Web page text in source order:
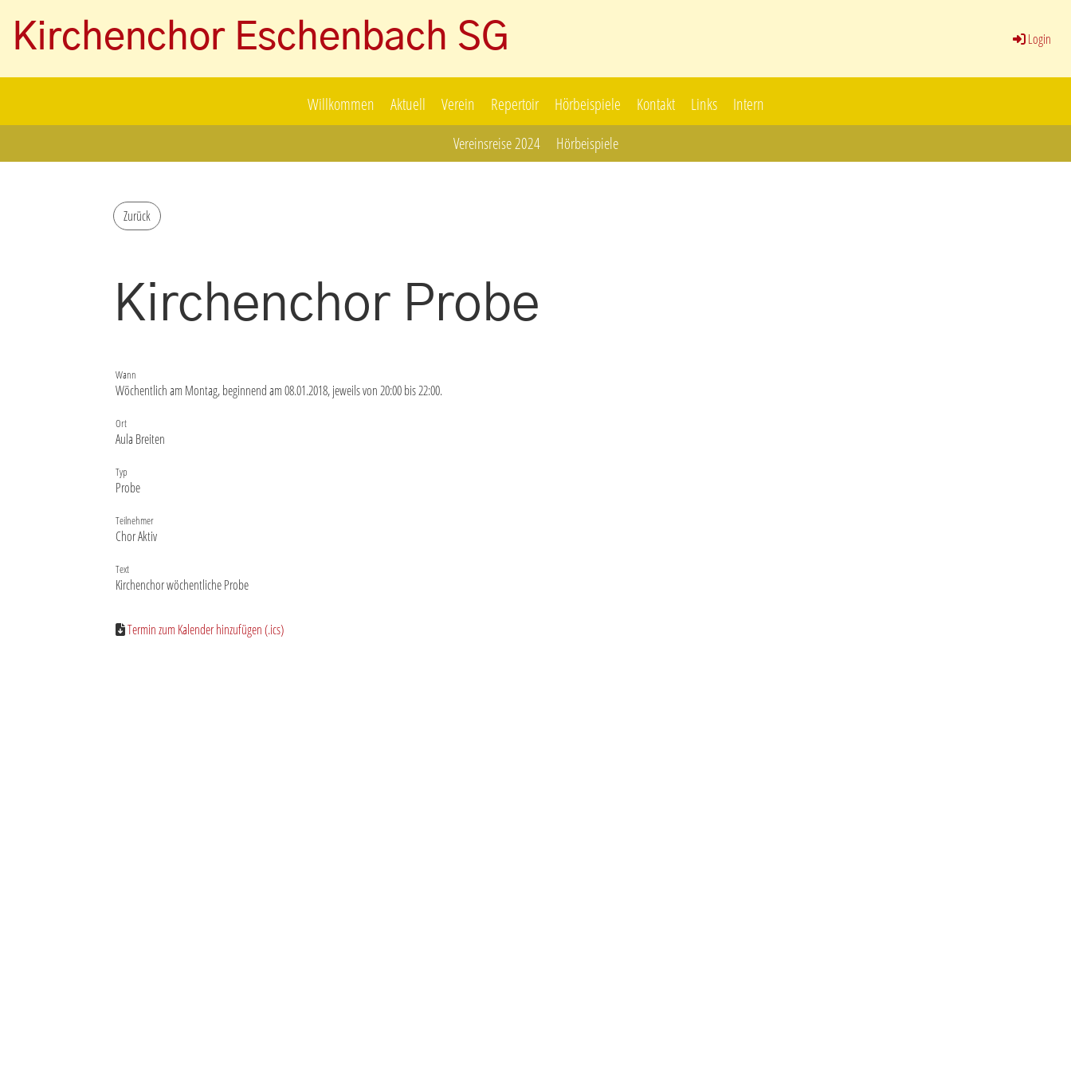
Kirchenchor Eschenbach SG Login
Willkommen Aktuell Verein Repertoir Hörbeispiele Kontakt Links Intern
Vereinsreise 2024 Hörbeispiele
Zurück
Kirchenchor Probe
Wann
Wöchentlich am Montag, beginnend am 08.01.2018, jeweils von 20:00 bis 22:00.
Ort
Aula Breiten
Typ
Probe
Teilnehmer
Chor Aktiv
Text
Kirchenchor wöchentliche Probe
Termin zum Kalender hinzufügen (.ics)